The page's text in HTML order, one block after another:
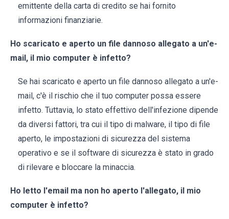
emittente della carta di credito se hai fornito
informazioni finanziarie.
Ho scaricato e aperto un file dannoso allegato a un'e-
mail, il mio computer è infetto?
Se hai scaricato e aperto un file dannoso allegato a un'e-
mail, c'è il rischio che il tuo computer possa essere
infetto. Tuttavia, lo stato effettivo dell'infezione dipende
da diversi fattori, tra cui il tipo di malware, il tipo di file
aperto, le impostazioni di sicurezza del sistema
operativo e se il software di sicurezza è stato in grado
di rilevare e bloccare la minaccia.
Ho letto l'email ma non ho aperto l'allegato, il mio
computer è infetto?